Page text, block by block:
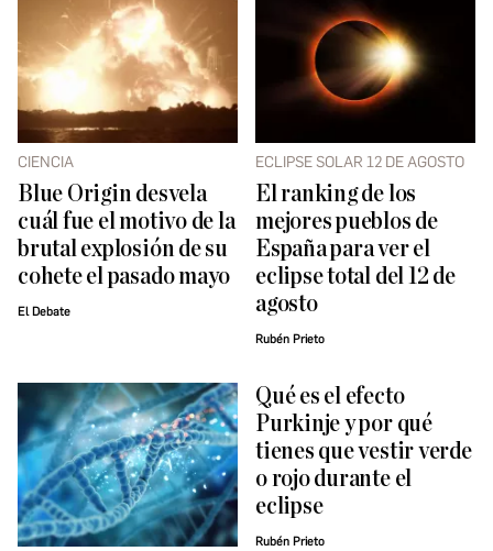
CIENCIA
Blue Origin desvela
cuál fue el motivo de la
brutal explosión de su
cohete el pasado mayo
El Debate
ECLIPSE SOLAR 12 DE AGOSTO
El ranking de los
mejores pueblos de
España para ver el
eclipse total del 12 de
agosto
Rubén Prieto
Qué es el efecto
Purkinje y por qué
tienes que vestir verde
o rojo durante el
eclipse
Rubén Prieto